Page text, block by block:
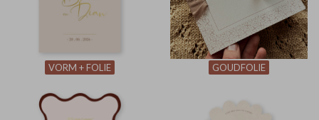
VORM + FOLIE GOUDFOLIE